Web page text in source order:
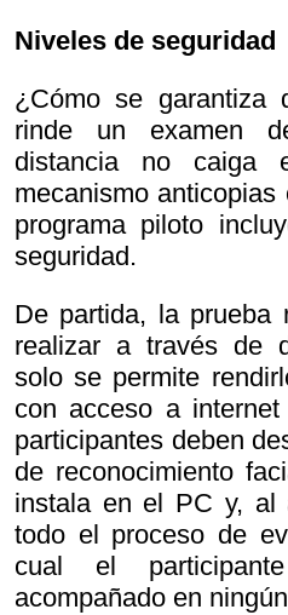
Niveles de seguridad
¿Cómo se garantiza
rinde un examen
distancia no caiga
mecanismo anticopias
programa piloto
seguridad.
De partida, la prueba
realizar a través de
solo se permite
con acceso a
participantes deben
de reconocimiento
instala en el PC y, al
todo el proceso de
cual el
acompañado en